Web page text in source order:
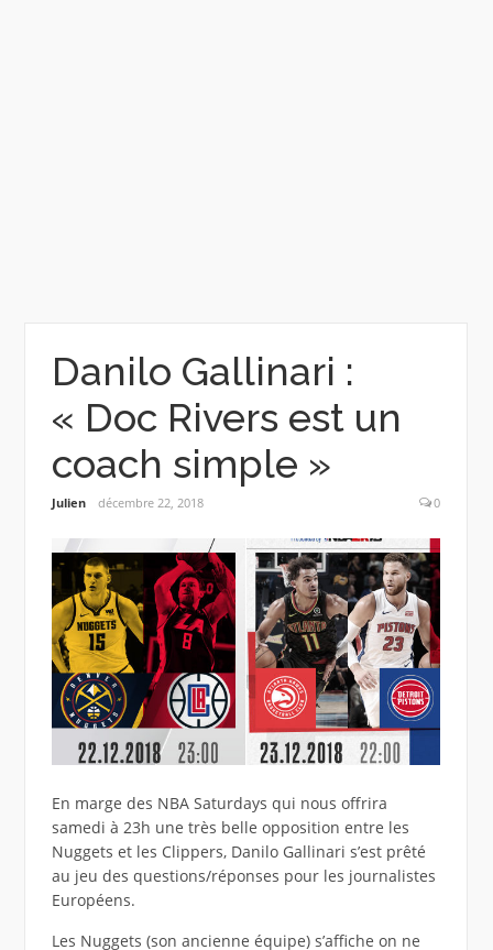
Danilo Gallinari :
« Doc Rivers est un
coach simple »
Julien décembre 22, 2018 0
En marge des NBA Saturdays qui nous offrira
samedi à 23h une très belle opposition entre les
Nuggets et les Clippers, Danilo Gallinari s’est prêté
au jeu des questions/réponses pour les journalistes
Européens.
Les Nuggets (son ancienne équipe) s’affiche on ne